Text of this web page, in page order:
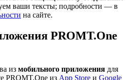
ваши тексты; подробности — в
на сайте.
PROMT.One
из мобильного приложения для
PROMT.One из App Store и Google